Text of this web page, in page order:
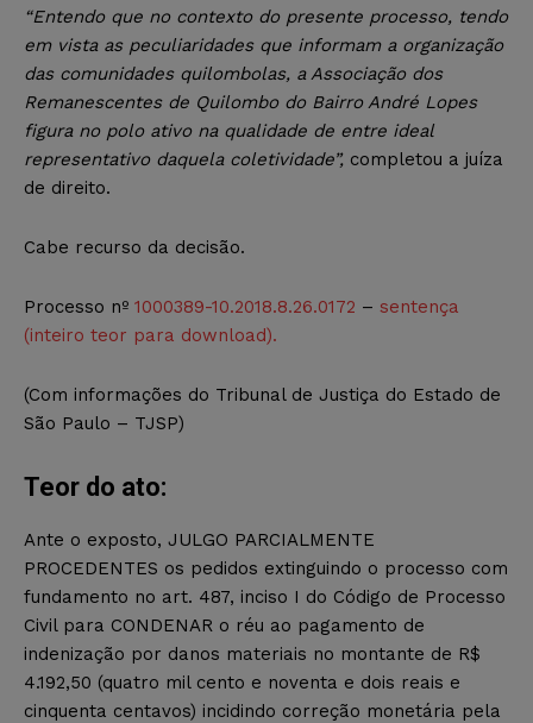
“Entendo que no contexto do presente processo, tendo
em vista as peculiaridades que informam a organização
das comunidades quilombolas, a Associação dos
Remanescentes de Quilombo do Bairro André Lopes
figura no polo ativo na qualidade de entre ideal
representativo daquela coletividade”, completou a juíza
de direito.
Cabe recurso da decisão.
Processo nº 1000389-10.2018.8.26.0172 – sentença
(inteiro teor para download).
(Com informações do Tribunal de Justiça do Estado de
São Paulo – TJSP)
Teor do ato:
Ante o exposto, JULGO PARCIALMENTE
PROCEDENTES os pedidos extinguindo o processo com
fundamento no art. 487, inciso I do Código de Processo
Civil para CONDENAR o réu ao pagamento de
indenização por danos materiais no montante de R$
4.192,50 (quatro mil cento e noventa e dois reais e
cinquenta centavos) incidindo correção monetária pela